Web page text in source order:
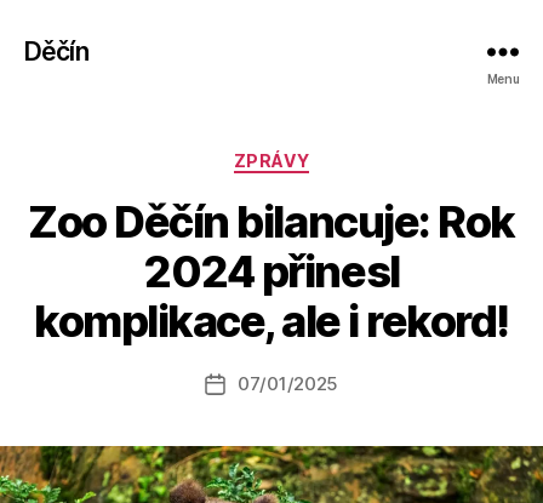
Děčín
Menu
Rubriky
ZPRÁVY
Zoo Děčín bilancuje: Rok
2024 přinesl
komplikace, ale i rekord!
Autor
příspěvku
A
u
o
a
s
o
Datum
07/01/2025